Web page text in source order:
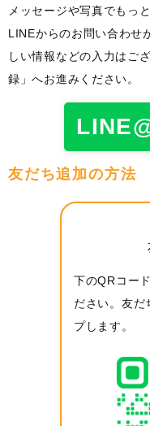
メッセージや写真でもっ
LINEからのお問い合わせ
しい情報などの入力はご
録」へお進みください。
友だち追加の方法
下のQRコー
ださい。友だ
プします。